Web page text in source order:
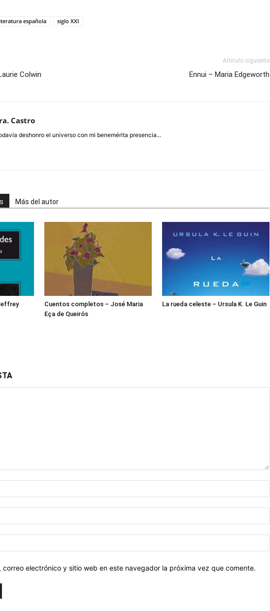
española siglo XXI
Colwin
Artículo siguiente
Ennui – Maria Edgeworth
Castro
deshonro el universo con mi benemérita presencia...
Más del autor
Cuentos completos – José Maria
Eça de Queirós
La rueda celeste – Ursula K. Le Guin
correo electrónico y sitio web en este navegador la próxima vez que comente.